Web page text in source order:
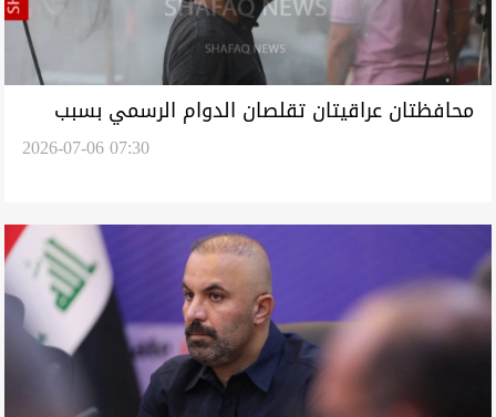
محافظتان عراقيتان تقلصان الدوام الرسمي بسبب
2026-07-06 07:30